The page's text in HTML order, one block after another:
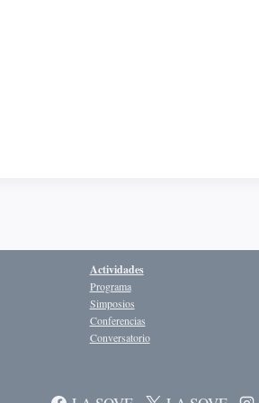
Actividades
Programa
Simposios
Conferencias
Conversatorio